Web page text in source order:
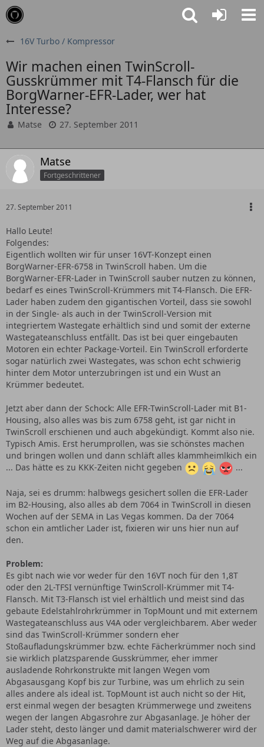
16V Turbo / Kompressor
Wir machen einen TwinScroll-
Gusskrümmer mit T4-Flansch für die
BorgWarner-EFR-Lader, wer hat
Interesse?
Matse 27. September 2011
Matse
Fortgeschrittener
27. September 2011
Hallo Leute!
Folgendes:
Eigentlich wollten wir für unser 16VT-Konzept einen
BorgWarner-EFR-6758 in TwinScroll haben. Um die
BorgWarner-EFR-Lader in TwinScroll sauber nutzen zu können,
bedarf es eines TwinScroll-Krümmers mit T4-Flansch. Die EFR-
Lader haben zudem den gigantischen Vorteil, dass sie sowohl
in der Single- als auch in der TwinScroll-Version mit
integriertem Wastegate erhältlich sind und somit der externe
Wastegateanschluss entfällt. Das ist bei quer eingebauten
Motoren ein echter Package-Vorteil. Ein TwinScroll erforderte
sogar natürlich zwei Wastegates, was schon echt schwierig
hinter dem Motor unterzubringen ist und ein Wust an
Krümmer bedeutet.
Jetzt aber dann der Schock: Alle EFR-TwinScroll-Lader mit B1-
Housing, also alles was bis zum 6758 geht, ist gar nicht in
TwinScroll erschienen und auch abgekündigt. Kommt also nie.
Typisch Amis. Erst herumprollen, was sie schönstes machen
und bringen wollen und dann schläft alles klammheimlkich ein
... Das hätte es zu KKK-Zeiten nicht gegeben
...
Naja, sei es drumm: halbwegs gesichert sollen die EFR-Lader
im B2-Housing, also alles ab dem 7064 in TwinScroll in diesen
Wochen auf der SEMA in Las Vegas kommen. Da der 7064
schon ein amtlicher Lader ist, fixieren wir uns hier nun auf
den.
Problem:
Es gibt nach wie vor weder für den 16VT noch für den 1,8T
oder den 2L-TFSI vernünftige TwinScroll-Krümmer mit T4-
Flansch. Mit T3-Flansch ist viel erhältlich und meist sind das
gebaute Edelstahlrohrkrümmer in TopMount und mit externem
Wastegateanschluss aus V4A oder vergleichbarem. Aber weder
sind das TwinScroll-Krümmer sondern eher
Stoßaufladungskrümmer bzw. echte Fächerkrümmer noch sind
sie wirklich platzsparende Gusskrümmer, eher immer
ausladende Rohrkonstrukte mit langen Wegen vom
Abgasausgang Kopf bis zur Turbine, was um ehrlich zu sein
alles andere als ideal ist. TopMount ist auch nicht so der Hit,
erst einmal wegen der besagten Krümmerwege und zweitens
wegen der langen Abgasrohre zur Abgasanlage. Je höher der
Lader steht, desto länger und damit materialschwerer wird der
Weg auf die Abgasanlage.